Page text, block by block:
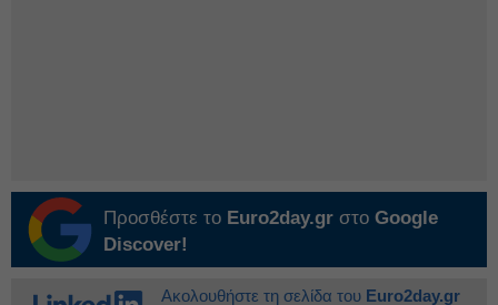
Προσθέστε το Euro2day.gr στο Google
Discover!
Ακολουθήστε τη σελίδα του Euro2day.gr